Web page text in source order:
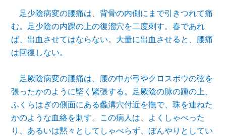
足少陰病変の腰痛は、背骨の内側にまで引きつれて痛
む。足少陰の内踝の上の復溜穴を二度刺す。春であれ
ば、出血させてはならない。大量に出血させると、腰痛
は回復しない。
足厥陰病変の腰痛は、腰の中が弓やクロスボウの弦を
張ったかのように堅く緊張する。足厥陰の脉の踵の上、
ふくらはぎの側面にある蠡溝穴付近を撫で、珠を連ねた
かのような血絡を刺す。この病人は、よくしゃべった
り、あるいは黙々としてしゃべらず、ぼんやりとしてい